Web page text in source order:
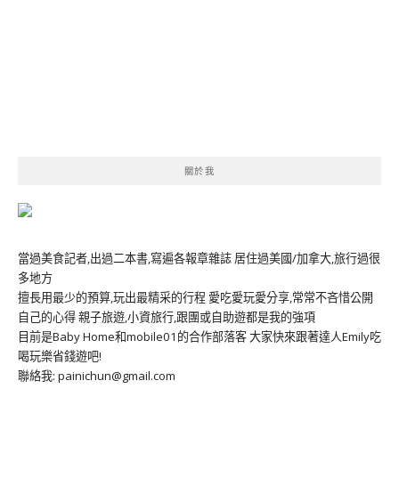
關於我
當過美食記者,出過二本書,寫遍各報章雜誌 居住過美國/加拿大,旅行過很
多地方
擅長用最少的預算,玩出最精采的行程 愛吃愛玩愛分享,常常不吝惜公開
自己的心得 親子旅遊,小資旅行,跟團或自助遊都是我的強項
目前是Baby Home和mobile01的合作部落客 大家快來跟著達人Emily吃
喝玩樂省錢遊吧!
聯絡我: painichun@gmail.com